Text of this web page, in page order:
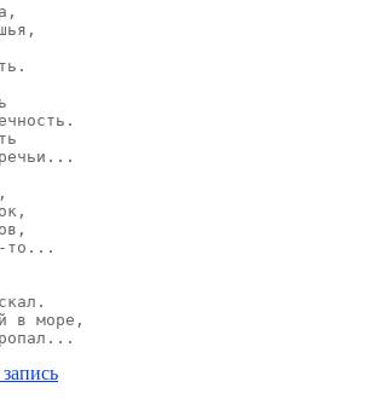
то...
в море,